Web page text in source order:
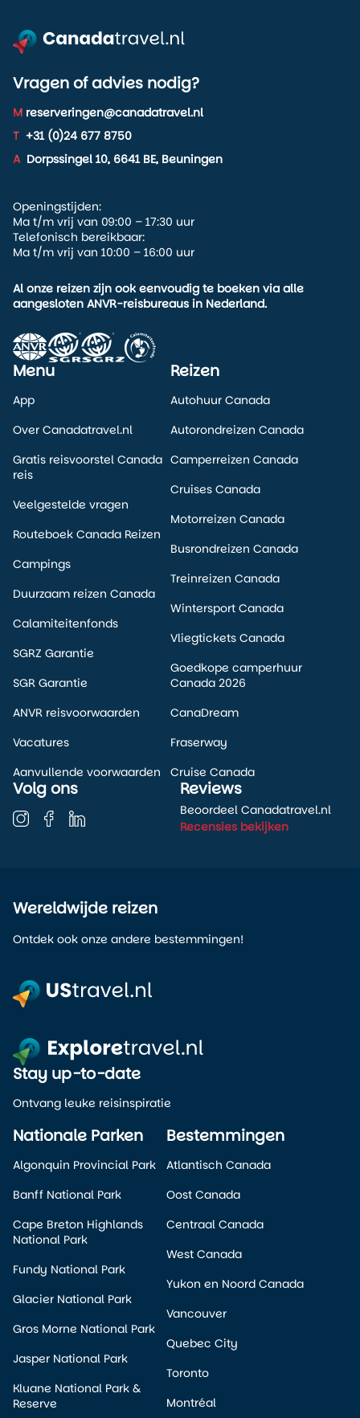
manieren om Stanley Park te verkennen. Het park is
simpelweg te groot om alles lopend te bekijken, terwijl je
met de fiets gemakkelijk langere stukken aflegt.
Vancouver. Zo weet je zeker dat je goede fietsen hebt en
een gids die het park door en door kent. Stanley Park by
Bike is daardoor een toegankelijke en informatieve manier
Vragen of advies nodig?
M reserveringen@canadatravel.nl
T +31 (0)24 677 8750
A Dorpssingel 10, 6641 BE, Beuningen
Openingstijden:
Ma t/m vrij van 09:00 – 17:30 uur
Telefonisch bereikbaar:
Ma t/m vrij van 10:00 – 16:00 uur
Al onze reizen zijn ook eenvoudig te boeken via alle
aangesloten ANVR-reisbureaus in Nederland.
Menu
App
Over Canadatravel.nl
Gratis reisvoorstel Canada
reis
Veelgestelde vragen
Routeboek Canada Reizen
Campings
Duurzaam reizen Canada
Calamiteitenfonds
SGRZ Garantie
SGR Garantie
ANVR reisvoorwaarden
Vacatures
Aanvullende voorwaarden
Reizen
Autohuur Canada
Autorondreizen Canada
Camperreizen Canada
Cruises Canada
Motorreizen Canada
Busrondreizen Canada
Treinreizen Canada
Wintersport Canada
Vliegtickets Canada
Goedkope camperhuur
Canada 2026
CanaDream
Fraserway
Cruise Canada
Volg ons Reviews
Beoordeel Canadatravel.nl
Recensies bekijken
Wereldwijde reizen
Ontdek ook onze andere bestemmingen!
Nationale Parken
Algonquin Provincial Park
Banff National Park
Cape Breton Highlands
National Park
Fundy National Park
Glacier National Park
Gros Morne National Park
Jasper National Park
Kluane National Park &
Reserve
Bestemmingen
Atlantisch Canada
Oost Canada
Centraal Canada
West Canada
Yukon en Noord Canada
Vancouver
Quebec City
Toronto
Montréal
Stay up-to-date
Ontvang leuke reisinspiratie